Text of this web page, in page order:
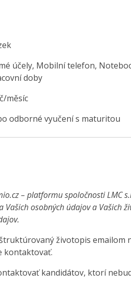
účely, Mobilní telefon,
doby
měsíc
odborné vyučení s maturitou
– platformu spoločnosti LMC
osobných údajov a Vašich
životopis emailom
kontaktovať.
kandidátov, ktorí